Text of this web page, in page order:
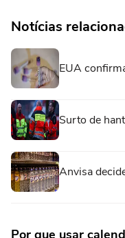
Notícias
EUA
Surto de
Anvisa
Por que usar